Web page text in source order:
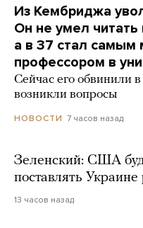
Из Кембриджа
Он не умел читать
а в 37 стал
профессором в
Сейчас его обвинили
возникли вопросы
НОВОСТИ 7 часов назад
Зеленский: США
поставлять
13 часов назад